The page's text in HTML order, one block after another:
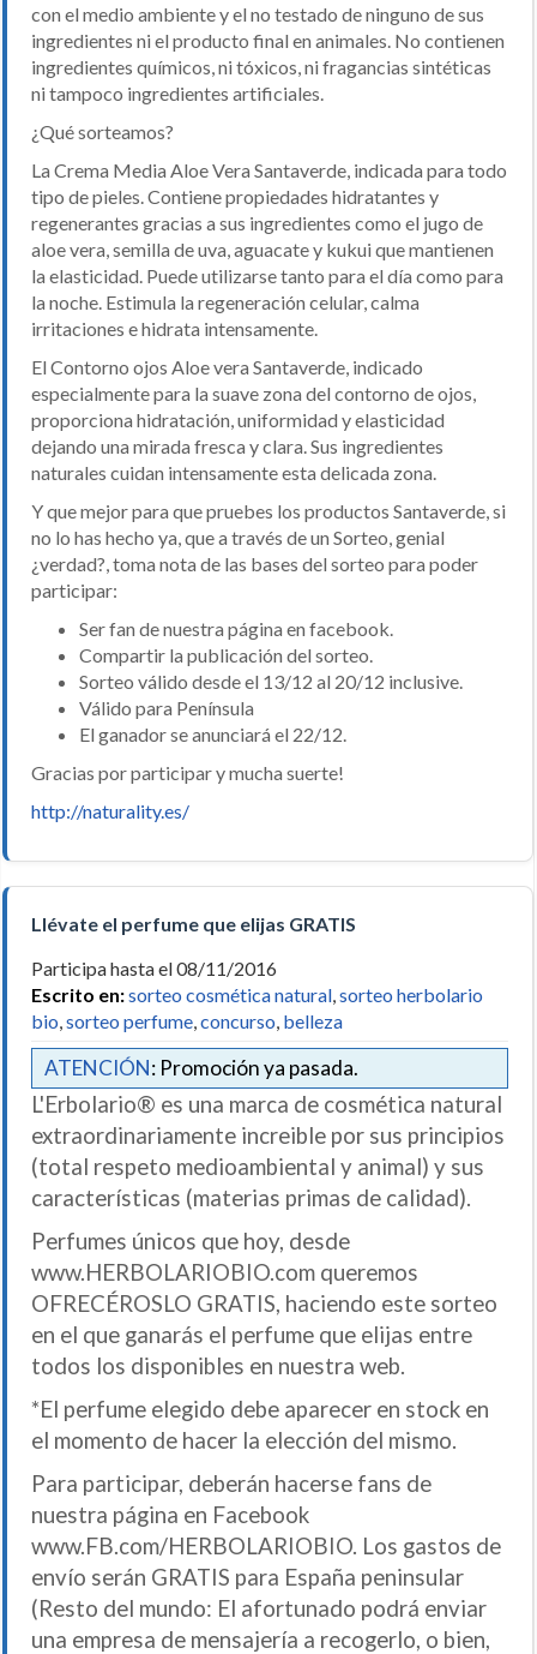
con el medio ambiente y el no testado de ninguno de sus
ingredientes ni el producto final en animales. No contienen
ingredientes químicos, ni tóxicos, ni fragancias sintéticas
ni tampoco ingredientes artificiales.
¿Qué sorteamos?
La Crema Media Aloe Vera Santaverde, indicada para todo
tipo de pieles. Contiene propiedades hidratantes y
regenerantes gracias a sus ingredientes como el jugo de
aloe vera, semilla de uva, aguacate y kukui que mantienen
la elasticidad. Puede utilizarse tanto para el día como para
la noche. Estimula la regeneración celular, calma
irritaciones e hidrata intensamente.
El Contorno ojos Aloe vera Santaverde, indicado
especialmente para la suave zona del contorno de ojos,
proporciona hidratación, uniformidad y elasticidad
dejando una mirada fresca y clara. Sus ingredientes
naturales cuidan intensamente esta delicada zona.
Y que mejor para que pruebes los productos Santaverde, si
no lo has hecho ya, que a través de un Sorteo, genial
¿verdad?, toma nota de las bases del sorteo para poder
participar:
Ser fan de nuestra página en facebook.
Compartir la publicación del sorteo.
Sorteo válido desde el 13/12 al 20/12 inclusive.
Válido para Península
El ganador se anunciará el 22/12.
Gracias por participar y mucha suerte!
http://naturality.es/
Llévate el perfume que elijas GRATIS
Participa hasta el 08/11/2016
Escrito en:sorteo cosmética natural,sorteo herbolario
bio,sorteo perfume,concurso, belleza
ATENCIÓN: Promoción ya pasada.
L'Erbolario® es una marca de cosmética natural
extraordinariamente increible por sus principios
(total respeto medioambiental y animal) y sus
características (materias primas de calidad).
Perfumes únicos que hoy, desde
www.HERBOLARIOBIO.com queremos
OFRECÉROSLO GRATIS, haciendo este sorteo
en el que ganarás el perfume que elijas entre
todos los disponibles en nuestra web.
*El perfume elegido debe aparecer en stock en
el momento de hacer la elección del mismo.
Para participar, deberán hacerse fans de
nuestra página en Facebook
www.FB.com/HERBOLARIOBIO. Los gastos de
envío serán GRATIS para España peninsular
(Resto del mundo: El afortunado podrá enviar
una empresa de mensajería a recogerlo, o bien,